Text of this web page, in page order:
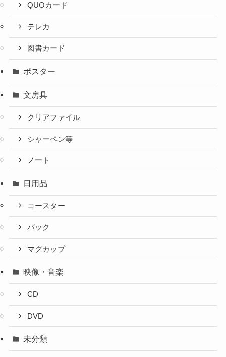
QUOカード
テレカ
図書カード
ポスター
文房具
クリアファイル
シャーペン等
ノート
日用品
コースター
バック
マグカップ
映像・音楽
CD
DVD
未分類